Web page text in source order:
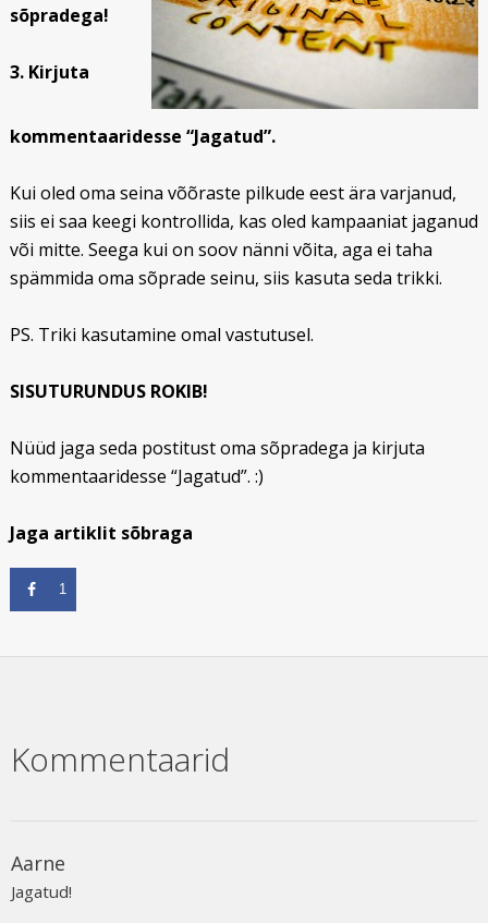
sõpradega!
3. Kirjuta
kommentaaridesse “Jagatud”.
Kui oled oma seina võõraste pilkude eest ära varjanud,
siis ei saa keegi kontrollida, kas oled kampaaniat jaganud
või mitte. Seega kui on soov nänni võita, aga ei taha
spämmida oma sõprade seinu, siis kasuta seda trikki.
PS. Triki kasutamine omal vastutusel.
SISUTURUNDUS ROKIB!
Nüüd jaga seda postitust oma sõpradega ja kirjuta
kommentaaridesse “Jagatud”. :)
Jaga artiklit sõbraga
1
Kommentaarid
Aarne
Jagatud!